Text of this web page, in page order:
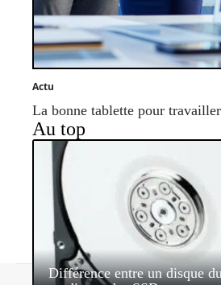
Actu
La bonne tablette pour
Au top
Différence entre un disque